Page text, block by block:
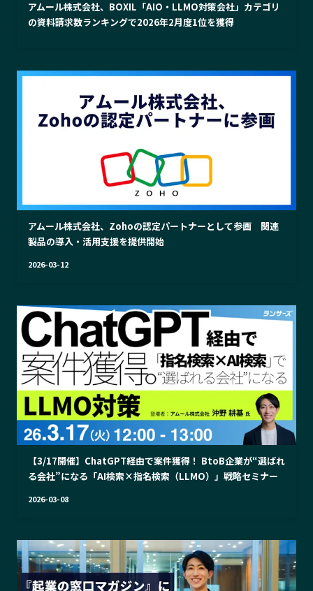
アムール株式会社、BOXIL「AIO・LLMO対策会社」カテゴリ
の資料請求数ランキングで2026年2月度1位を獲得
アムール株式会社、Zohoの認定パートナーとして参画 関連
製品の導入・活用支援を提供開始
2026-03-12
【3/17開催】ChatGPT経由で案件獲得！ BtoB企業が“選ばれ
る会社”になる「AI検索×指名検索（LLMO）」戦略セミナー
2026-03-08